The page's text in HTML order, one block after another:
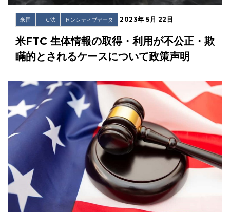
米国 FTC法 センシティブデータ 2023年 5月 22日
米FTC 生体情報の取得・利用が不公正・欺
瞞的とされるケースについて政策声明